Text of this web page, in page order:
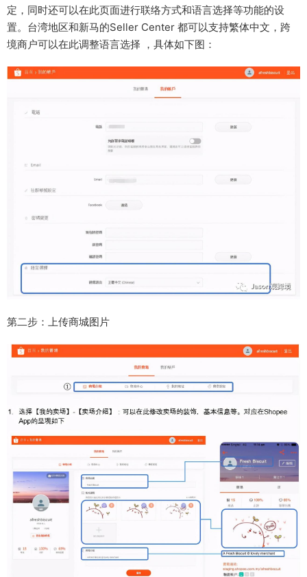
定，同时还可以在此页面进行联络方式和语言选择等功能的设
置。台湾地区和新马的Seller Center 都可以支持繁体中文，跨
境商户可以在此调整语言选择 ，具体如下图：
第二步：上传商城图片